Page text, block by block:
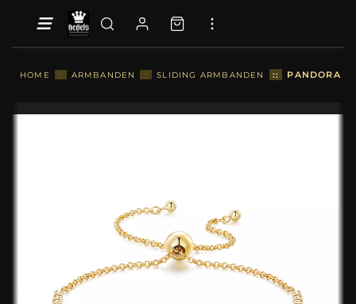
HOME :: ARMBANDEN :: SLIDING ARMBANDEN :: PANDORA